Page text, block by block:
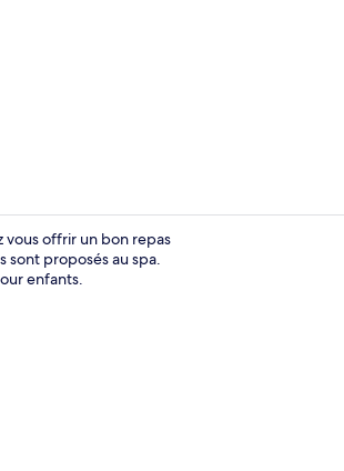
vous offrir un bon repas
sont proposés au spa.
enfants.